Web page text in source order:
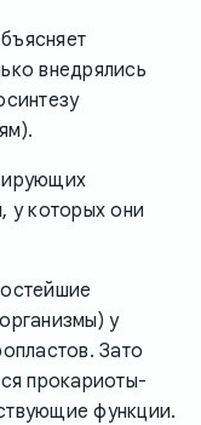
внедрялись
у которых они
у
Зато
прокариоты-
функции.